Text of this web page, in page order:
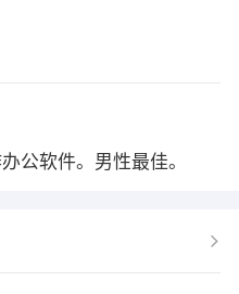
公软件。男性最佳。